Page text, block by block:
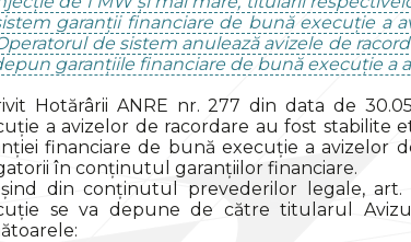
garanții financiare de bună execuție a
de sistem anulează avizele de
garanțiile financiare de bună execuție a
Hotărârii ANRE nr. 277 din data de
a avizelor de racordare au fost stabilite
financiare de bună execuție a avizelor
în conținutul garanțiilor financiare.
din conținutul prevederilor legale, art.
se va depune de către titularul